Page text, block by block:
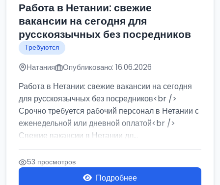
Работа в Нетании: свежие
вакансии на сегодня для
русскоязычных без посредников
Требуются
Натания Опубликовано: 16.06.2026
Работа в Нетании: свежие вакансии на сегодня
для русскоязычных без посредников<br />
Срочно требуется рабочий персонал в Нетании с
еженедельной или дневной оплатой<br />
Свежие вакансии в Нетании дл...
53 просмотров
Подробнее